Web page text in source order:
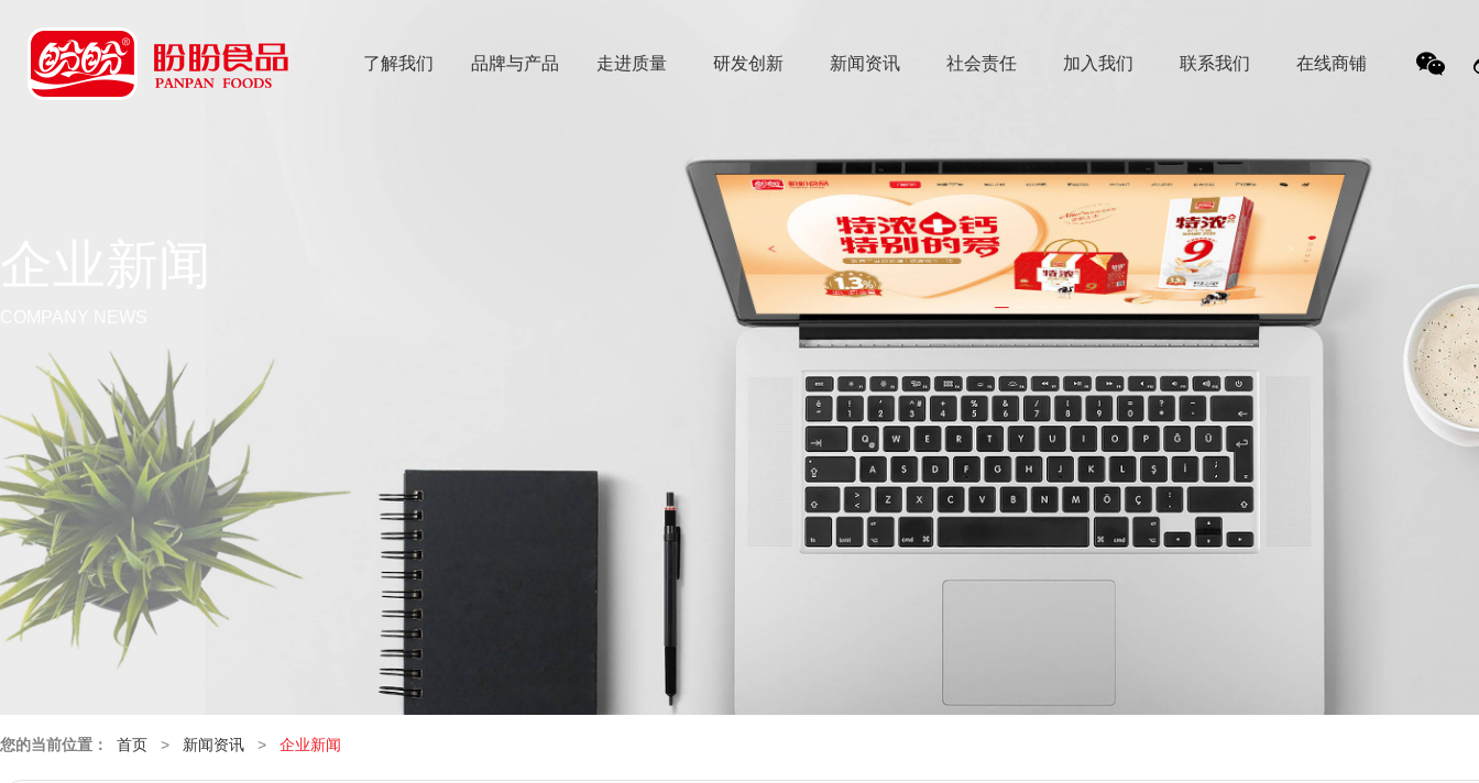
了解我们 品牌与产品 走进质量 研发创新 新闻资讯 社会责任 加入我们 联系我们 在线商铺
您的当前位置： 首页 > 新闻资讯 > 企业新闻